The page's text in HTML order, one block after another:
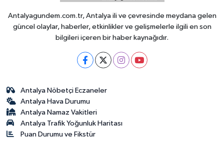
Antalyagundem.com.tr, Antalya ili ve çevresinde meydana gelen
güncel olaylar, haberler, etkinlikler ve gelişmelerle ilgili en son
bilgileri içeren bir haber kaynağıdır.
Antalya Nöbetçi Eczaneler
Antalya Hava Durumu
Antalya Namaz Vakitleri
Antalya Trafik Yoğunluk Haritası
Puan Durumu ve Fikstür